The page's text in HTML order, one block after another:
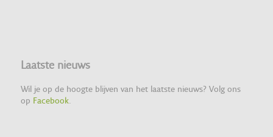
Laatste nieuws
Wil je op de hoogte blijven van het laatste nieuws? Volg ons
op Facebook.